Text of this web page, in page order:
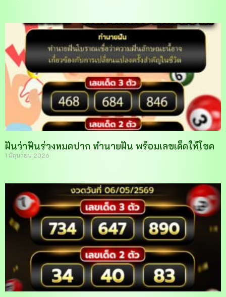
ฝันว่าฟันร่วงหมดปาก ทำนายฝัน พร้อมเลขเด็ดให้โชค
1 มิถุนายน 2026